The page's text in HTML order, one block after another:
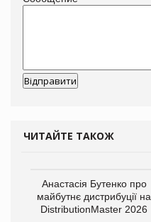
ЧИТАЙТЕ ТАКОЖ
Анастасія Бутенко про
майбутнє дистрибуції на
DistributionMaster 2026